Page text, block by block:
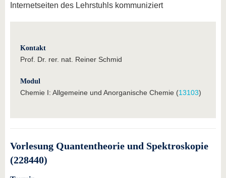
Internetseiten des Lehrstuhls kommuniziert
Kontakt
Prof. Dr. rer. nat. Reiner Schmid
Modul
Chemie I: Allgemeine und Anorganische Chemie (13103)
Vorlesung Quantentheorie und Spektroskopie
(228440)